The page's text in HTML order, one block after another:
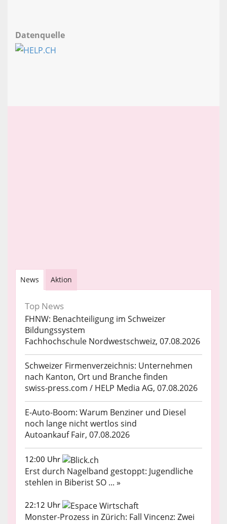
Datenquelle
News Aktion
Top News
FHNW: Benachteiligung im Schweizer
Bildungssystem
Fachhochschule Nordwestschweiz, 07.08.2026
Schweizer Firmenverzeichnis: Unternehmen
nach Kanton, Ort und Branche finden
swiss-press.com / HELP Media AG, 07.08.2026
E-Auto-Boom: Warum Benziner und Diesel
noch lange nicht wertlos sind
Autoankauf Fair, 07.08.2026
12:00 Uhr
Erst durch Nagelband gestoppt: Jugendliche
stehlen in Biberist SO ... »
22:12 Uhr
Monster-Prozess in Zürich: Fall Vincenz: Zwei